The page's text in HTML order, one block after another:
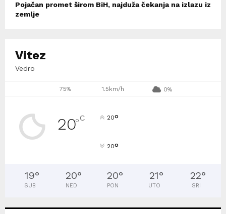
Pojačan promet širom BiH, najduža čekanja na izlazu iz
zemlje
Vitez
Vedro
75% 1.5km/h 0%
20°C 20°
20°
19°
SUB
20°
NED
20°
PON
21°
UTO
22°
SRI